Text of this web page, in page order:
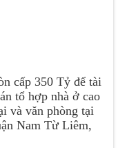
cấp 350 Tỷ để tài
tổ hợp nhà ở cao
và văn phòng tại
Nam Từ Liêm,